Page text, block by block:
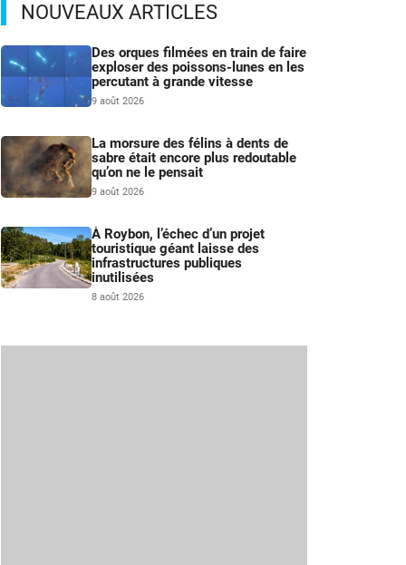
NOUVEAUX ARTICLES
Des orques filmées en train de faire
exploser des poissons-lunes en les
percutant à grande vitesse
9 août 2026
La morsure des félins à dents de
sabre était encore plus redoutable
qu’on ne le pensait
9 août 2026
À Roybon, l’échec d’un projet
touristique géant laisse des
infrastructures publiques
inutilisées
8 août 2026